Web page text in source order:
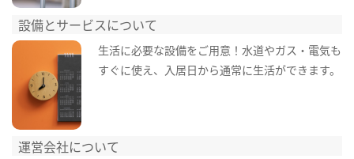
設備とサービスについて
生活に必要な設備をご用意！水道やガス・電気も
すぐに使え、入居日から通常に生活ができます。
運営会社について